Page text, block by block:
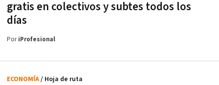
gratis en colectivos y subtes todos los
días
PoriProfesional
ECONOMÍA/ Hoja de ruta